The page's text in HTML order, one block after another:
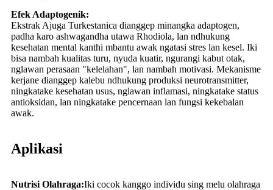
Efek Adaptogenik:
Ekstrak Ajuga Turkestanica dianggep minangka adaptogen,
padha karo ashwagandha utawa Rhodiola, lan ndhukung
kesehatan mental kanthi mbantu awak ngatasi stres lan kesel. Iki
bisa nambah kualitas turu, nyuda kuatir, ngurangi kabut otak,
nglawan perasaan "kelelahan", lan nambah motivasi. Mekanisme
kerjane dianggep kalebu ndhukung produksi neurotransmitter,
ningkatake kesehatan usus, nglawan inflamasi, ningkatake status
antioksidan, lan ningkatake pencernaan lan fungsi kekebalan
awak.
Aplikasi
Nutrisi Olahraga:Iki cocok kanggo individu sing melu olahraga